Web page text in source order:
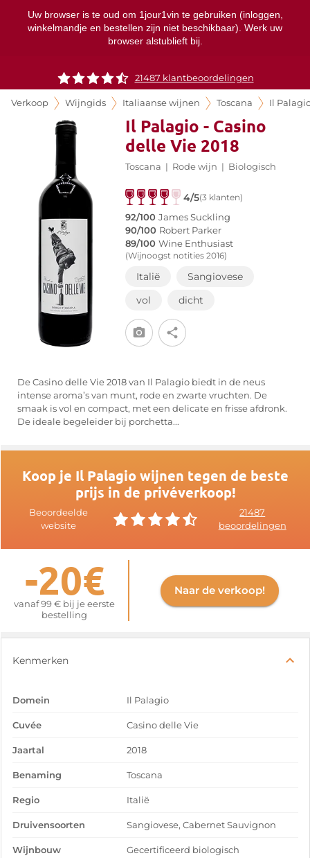
Uw browser is te oud om 1jour1vin te gebruiken (inloggen,
winkelmandje en bestellen zijn niet beschikbaar). Werk uw
browser alstublieft bij.
21487 klantbeoordelingen
Verkoop Wijngids Italiaanse wijnen Toscana Il
Il Palagio - Casino
delle Vie 2018
Toscana | Rode wijn | Biologisch
4/5(3 klanten)
92/100 James Suckling
90/100 Robert Parker
89/100 Wine Enthusiast
(Wijnoogst notities 2016)
Italië
Sangiovese
vol
dicht
De Casino delle Vie 2018 van Il Palagio biedt in de neus
intense aroma’s van munt, rode en zwarte vruchten. De
smaak is vol en compact, met een delicate en frisse afdronk.
De ideale begeleider bij porchetta...
Koop je Il Palagio wijnen tegen de beste
prijs in de privéverkoop!
Beoordeelde
website
21487
beoordelingen
-20€
vanaf 99 € bij je eerste
bestelling
Naar de verkoop!
Kenmerken
Domein Il Palagio
Cuvée Casino delle Vie
Jaartal 2018
Benaming Toscana
Regio Italië
Druivensoorten Sangiovese, Cabernet Sauvignon
Wijnbouw Gecertificeerd biologisch